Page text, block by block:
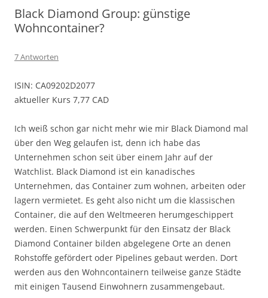
Black Diamond Group: günstige
Wohncontainer?
7 Antworten
ISIN: CA09202D2077
aktueller Kurs 7,77 CAD
Ich weiß schon gar nicht mehr wie mir Black Diamond mal
über den Weg gelaufen ist, denn ich habe das
Unternehmen schon seit über einem Jahr auf der
Watchlist. Black Diamond ist ein kanadisches
Unternehmen, das Container zum wohnen, arbeiten oder
lagern vermietet. Es geht also nicht um die klassischen
Container, die auf den Weltmeeren herumgeschippert
werden. Einen Schwerpunkt für den Einsatz der Black
Diamond Container bilden abgelegene Orte an denen
Rohstoffe gefördert oder Pipelines gebaut werden. Dort
werden aus den Wohncontainern teilweise ganze Städte
mit einigen Tausend Einwohnern zusammengebaut.